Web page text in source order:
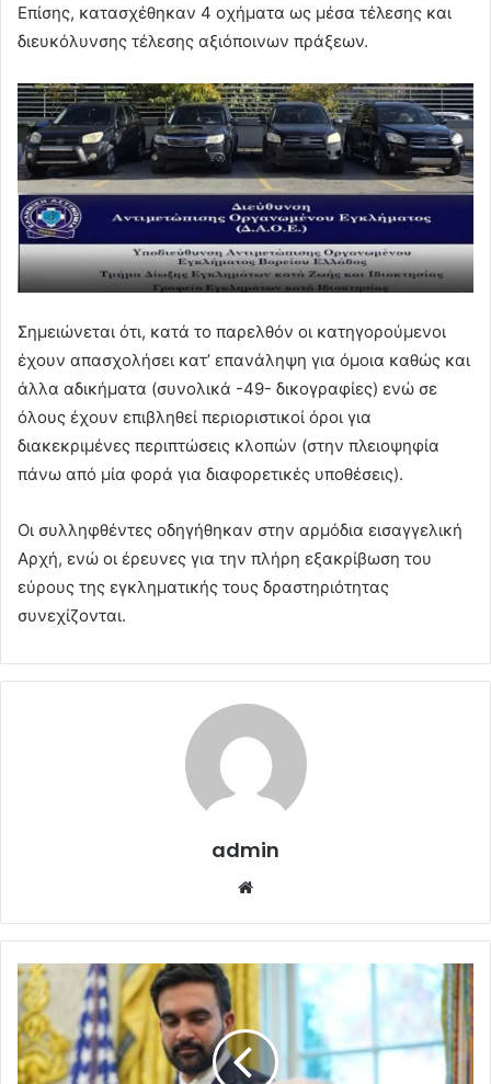
Επίσης, κατασχέθηκαν 4 οχήματα ως μέσα τέλεσης και
διευκόλυνσης τέλεσης αξιόποινων πράξεων.
Σημειώνεται ότι, κατά το παρελθόν οι κατηγορούμενοι
έχουν απασχολήσει κατ’ επανάληψη για όμοια καθώς και
άλλα αδικήματα (συνολικά -49- δικογραφίες) ενώ σε
όλους έχουν επιβληθεί περιοριστικοί όροι για
διακεκριμένες περιπτώσεις κλοπών (στην πλειοψηφία
πάνω από μία φορά για διαφορετικές υποθέσεις).
Οι συλληφθέντες οδηγήθηκαν στην αρμόδια εισαγγελική
Αρχή, ενώ οι έρευνες για την πλήρη εξακρίβωση του
εύρους της εγκληματικής τους δραστηριότητας
συνεχίζονται.
admin